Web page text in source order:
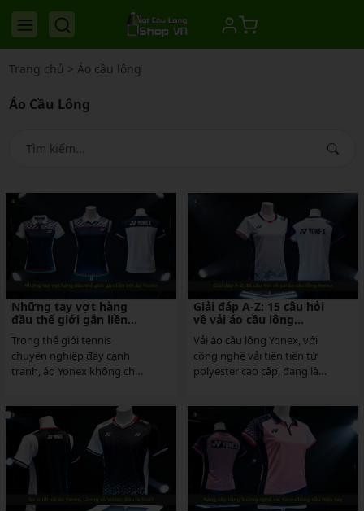
Trang chủ > Áo cầu lông
Áo Cầu Lông
Những tay vợt hàng
đầu thế giới gắn liền
với áo Yonex
Trong thế giới tennis
chuyên nghiệp đầy cạnh
tranh, áo Yonex không chỉ
Giải đáp A-Z: 15 câu hỏi
về vải áo cầu lông
Yonex
Vải áo cầu lông Yonex, với
công nghệ vải tiên tiến từ
polyester cao cấp, đang là